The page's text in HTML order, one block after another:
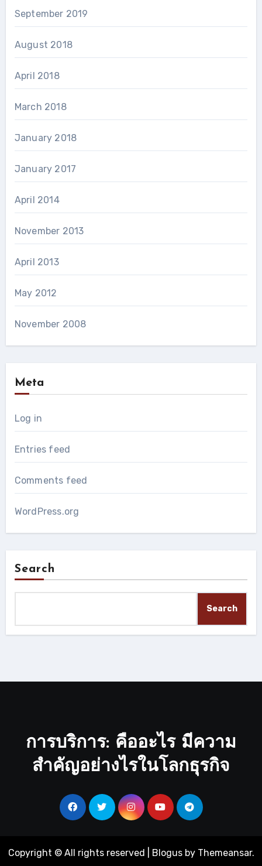
September 2019
August 2018
April 2018
March 2018
January 2018
January 2017
April 2014
November 2013
April 2013
May 2012
November 2008
Meta
Log in
Entries feed
Comments feed
WordPress.org
Search
Search
การบริการ: คืออะไร มีความ
สำคัญอย่างไรในโลกธุรกิจ
Copyright © All rights reserved Blogusby Themeansar.